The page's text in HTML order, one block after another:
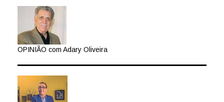
OPINIÃO com Adary Oliveira